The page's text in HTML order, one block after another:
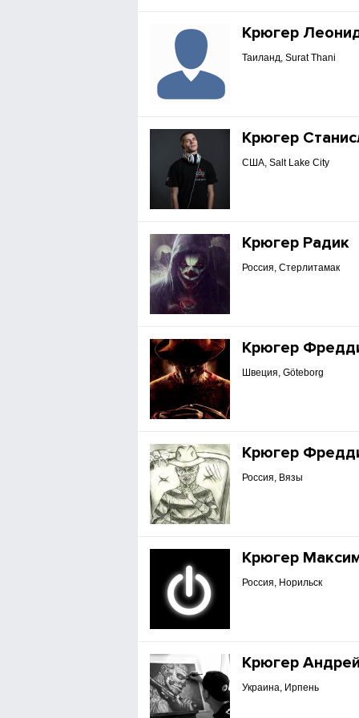
Крюгер
Таиланд, Surat Thani
Крюгер
США, Salt Lake City
Крюгер Радик
Россия, Стерлитамак
Крюгер
Швеция, Göteborg
Крюгер
Россия, Вязы
Крюгер
Россия, Норильск
Крюгер Андрей
Украина, Ирпень